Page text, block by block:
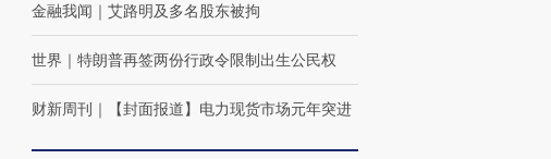
金融我闻 ｜ 艾路明及多名股东被拘
世界 ｜ 特朗普再签两份行政令限制出生公民权
财新周刊 ｜ 【封面报道】电力现货市场元年突进